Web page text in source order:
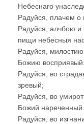
Небеснаго
Радуйся, плачем о
Радуйся, алчбою
пищи небесныя
Радуйся,
Божию восприявый.
Радуйся, во
зревый;
Радуйся, во
Божий нареченный.
Радуйся, во